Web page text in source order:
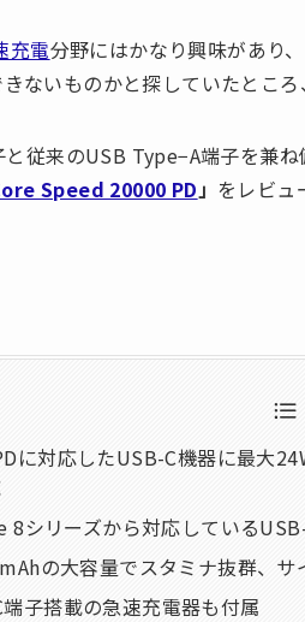
充電分野にはかなり興味があり
ないものかと探していたところ
従来のUSB Type−A端子を兼
Speed 20000 PD」 をレビュ
に対応したUSB-C機器に最大
8シリーズから対応している
の大容量でスタミナ抜群、
子搭載の急速充電器も付属